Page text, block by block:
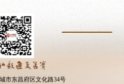
市东昌府区文化路34号